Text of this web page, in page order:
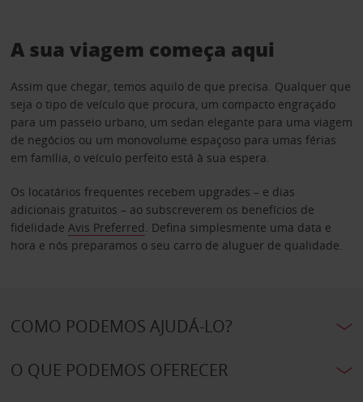
A sua viagem começa aqui
Assim que chegar, temos aquilo de que precisa. Qualquer que
seja o tipo de veículo que procura, um compacto engraçado
para um passeio urbano, um sedan elegante para uma viagem
de negócios ou um monovolume espaçoso para umas férias
em família, o veículo perfeito está à sua espera.
Os locatários frequentes recebem upgrades – e dias
adicionais gratuitos – ao subscreverem os benefícios de
fidelidade Avis Preferred. Defina simplesmente uma data e
hora e nós preparamos o seu carro de aluguer de qualidade.
COMO PODEMOS AJUDÁ-LO?
O QUE PODEMOS OFERECER